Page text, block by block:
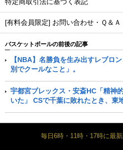
特定商取引法に基づく表記
[有料会員限定] お問い合わせ・Ｑ＆Ａ
バスケットボールの前後の記事
【NBA】名勝負を生み出すレブロ
別でクールなこと」。
宇都宮ブレックス・安斎HC「精神
いた」 CSで千葉に敗れたとき、東
毎日6時・11時・17時に最